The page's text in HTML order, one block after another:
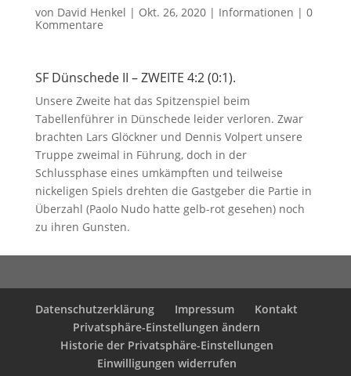
von David Henkel | Okt. 26, 2020| Informationen | 0
Kommentare
SF Dünschede II – ZWEITE 4:2 (0:1).
Unsere Zweite hat das Spitzenspiel beim
Tabellenführer in Dünschede leider verloren. Zwar
brachten Lars Glöckner und Dennis Volpert unsere
Truppe zweimal in Führung, doch in der
Schlussphase eines umkämpften und teilweise
nickeligen Spiels drehten die Gastgeber die Partie in
Überzahl (Paolo Nudo hatte gelb-rot gesehen) noch
zu ihren Gunsten.
Datenschutzerklärung Impressum
Kontakt
Privatsphäre-Einstellungen ändern
Historie der Privatsphäre-Einstellungen
Einwilligungen widerrufen